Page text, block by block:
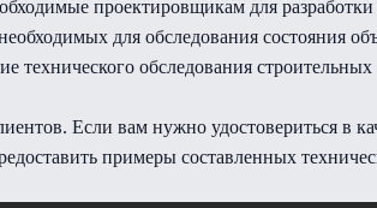
проектировщикам для разработки
для обследования состояния
обследования
Если вам нужно удостовериться в
примеры составленных